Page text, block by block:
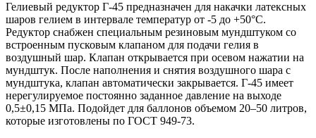
Гелиевый редуктор Г-45 предназначен для накачки латексных
шаров гелием в интервале температур от -5 до +50°С.
Редуктор снабжен специальным резиновым мундштуком со
встроенным пусковым клапаном для подачи гелия в
воздушный шар. Клапан открывается при осевом нажатии на
мундштук. После наполнения и снятия воздушного шара с
мундштука, клапан автоматически закрывается. Г-45 имеет
нерегулируемое постоянно заданное давление на выходе
0,5±0,15 МПа. Подойдет для баллонов объемом 20–50 литров,
которые изготовлены по ГОСТ 949-73.